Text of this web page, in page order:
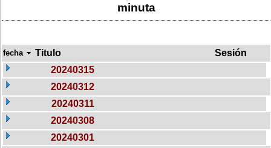
minuta
fecha Titulo
Sesión
20240315
20240312
20240311
20240308
20240301